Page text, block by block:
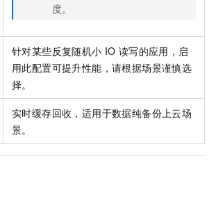
度。
针对某些反复随机小 IO 读写的应用，启
用此配置可提升性能，请根据场景谨慎选
择。
实时缓存回收，适用于数据纯备份上云场
景。